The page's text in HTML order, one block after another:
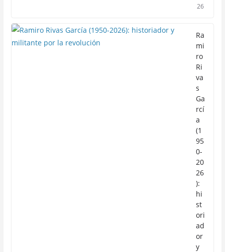
26
Ra
mi
ro
Ri
va
s
Ga
rcí
a
(1
95
0-
20
26
):
hi
st
ori
ad
or
y